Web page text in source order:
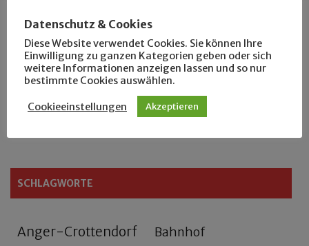
Rennfahrer in Schönefeld und Zschocher
Zu Fuß durch Anger-Crottendorf
Sammler- und Wanderfreund Hardy
SCHLAGWORTE
Anger-Crottendorf Bahnhof
Datenschutz & Cookies
Diese Website verwendet Cookies. Sie können Ihre
Einwilligung zu ganzen Kategorien geben oder sich
weitere Informationen anzeigen lassen und so nur
bestimmte Cookies auswählen.
Cookieeinstellungen Akzeptieren